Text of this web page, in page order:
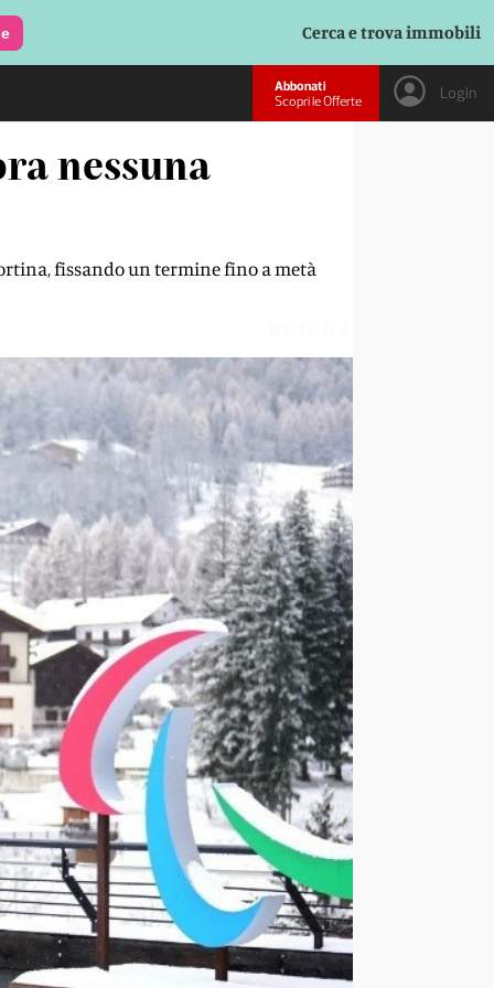
Cerca e trova immobili
Abbonati
Scopri le Offerte
Login
nessuna
fissando un termine fino a metà